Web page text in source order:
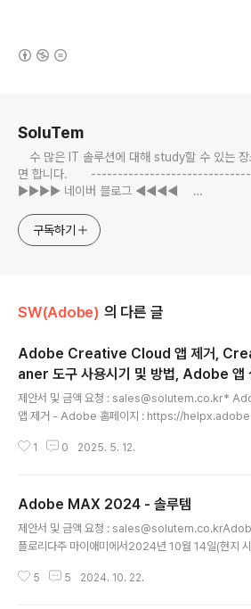
SoluTem
수 많은 IT 솔루션에 대해 study할 수 있는 장
면 합니다.
▶▶▶▶ 네이버 블로그 ◀◀◀◀
------------------------------ CI 폰트 : 서울시
트 ♥ 댓글, 공감은 힘이 됩니다.
구독하기
SW(Adobe) 의 다른 글
Adobe Creative Cloud 앱 제거,
aner 도구 사용시기 및 방법, Adobe 앱
류코드 별 해결방법) - 솔루템
제안서 및 금액 요청 : sales@solutem.co.kr​​*
앱 제거 - Adobe 홈페이지 : https://
제Creative Cloud 데스크탑 앱을 사용하여
om/kr/creative-cloud/kb/cc-cleaner-tool-
1 0 2025. 5. 12.
Adobe MAX 2024 - 솔루템
제안서 및 금액 요청 :
플로리다주 마이애미에서2024년 10월 14일(현지
obe MAX 2024 - The Creativity
5 5 2024. 10. 22.